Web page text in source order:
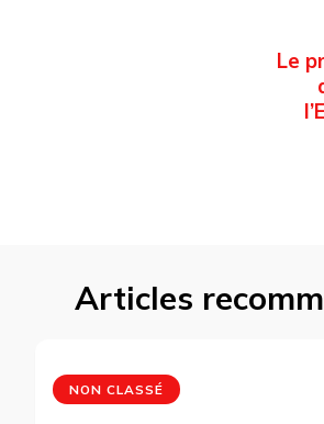
Le
Articles
NON CLASSÉ